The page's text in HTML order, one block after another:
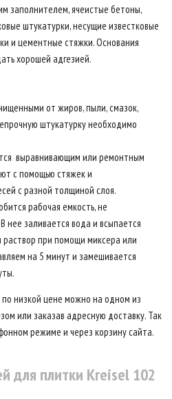
заполнителем, ячеистые бетоны,
штукатурки, несущие известковые
и цементные стяжки. Основания
хорошей адгезией.
от жиров, пыли, смазок,
штукатурку необходимо
выравнивающим или ремонтным
с помощью стяжек и
с разной толщиной слоя.
рабочая емкость, не
нее заливается вода и всыпается
раствор при помощи миксера или
на 5 минут и замешивается
по низкой цене можно на одном из
или заказав адресную доставку. Так
режиме и через корзину сайта.
для плитки Kreisel 102